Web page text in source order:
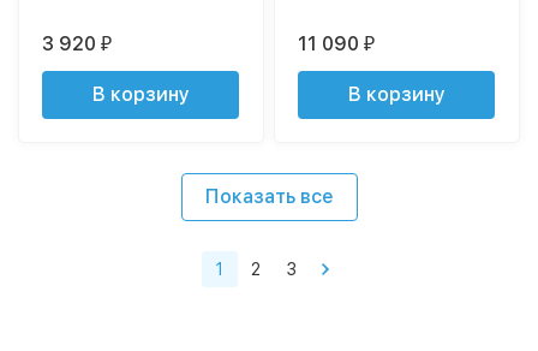
3 920₽
В корзину
11 090₽
В корзину
Показать все
1 2 3